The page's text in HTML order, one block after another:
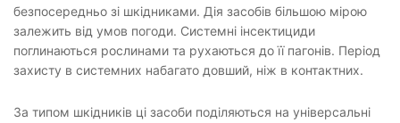
безпосередньо зі шкідниками. Дія засобів більшою мірою
залежить від умов погоди. Системні інсектициди
поглинаються рослинами та рухаються до її пагонів. Період
захисту в системних набагато довший, ніж в контактних.
За типом шкідників ці засоби поділяються на універсальні